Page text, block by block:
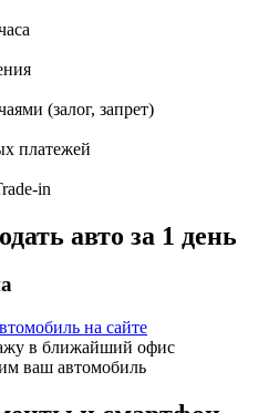
(залог, запрет)
платежей
авто за 1 день
на сайте
в ближайший офис
ваш автомобиль